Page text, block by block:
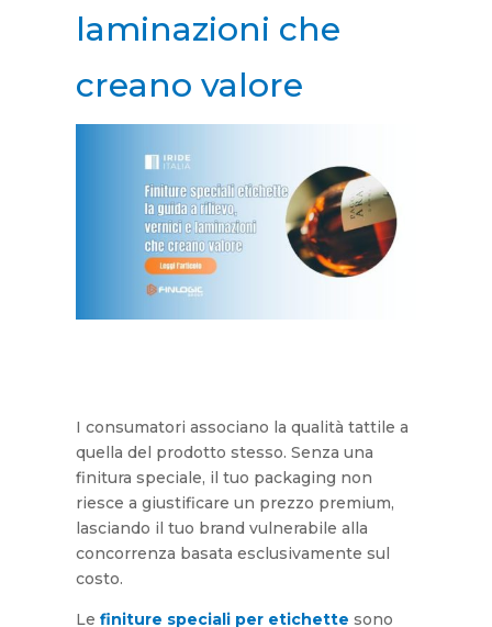
laminazioni che
creano valore
I consumatori associano la qualità tattile a
quella del prodotto stesso. Senza una
finitura speciale, il tuo packaging non
riesce a giustificare un prezzo premium,
lasciando il tuo brand vulnerabile alla
concorrenza basata esclusivamente sul
costo.
Le finiture speciali per etichette sono